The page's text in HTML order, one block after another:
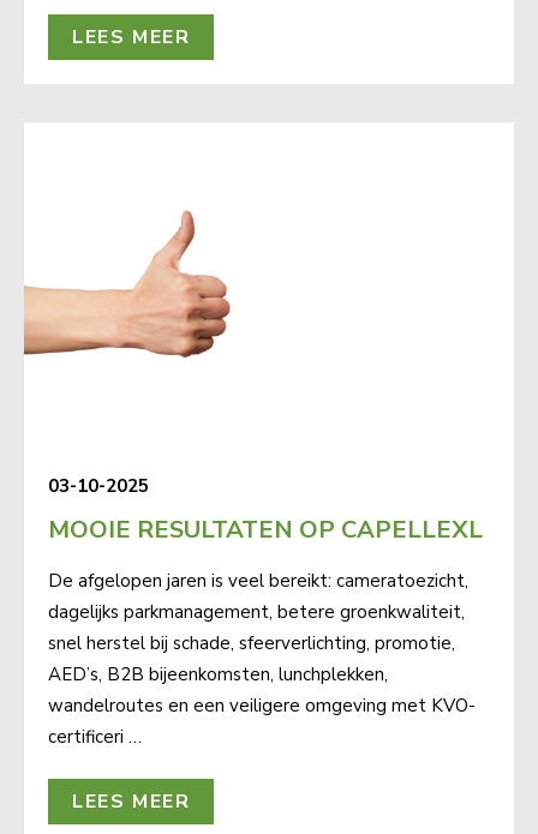
LEES MEER
03-10-2025
MOOIE RESULTATEN OP CAPELLEXL
De afgelopen jaren is veel bereikt: cameratoezicht,
dagelijks parkmanagement, betere groenkwaliteit,
snel herstel bij schade, sfeerverlichting, promotie,
AED’s, B2B bijeenkomsten, lunchplekken,
wandelroutes en een veiligere omgeving met KVO-
certificeri …
LEES MEER